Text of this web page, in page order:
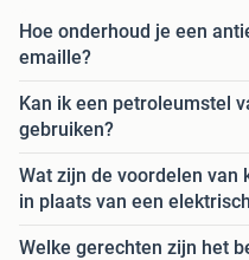
Hoe onderhoud je een
emaille?
Kan ik een petroleumstel
gebruiken?
Wat zijn de voordelen van
in plaats van een
Welke gerechten zijn het